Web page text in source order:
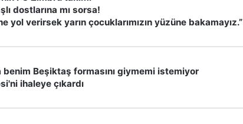
dostlarına mı sorsa!
yol verirsek yarın çocuklarımızın yüzüne bakamayız.”
Beşiktaş formasını giymemi istemiyor
ihaleye çıkardı